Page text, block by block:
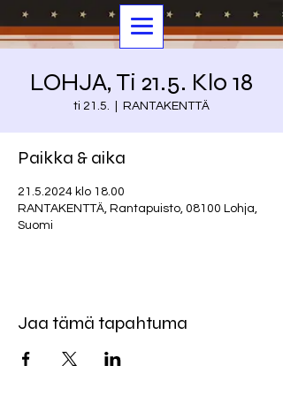
LOHJA, Ti 21.5. Klo 18
ti 21.5. RANTAKENTTÄ
Paikka & aika
21.5.2024 klo 18.00
RANTAKENTTÄ, Rantapuisto, 08100 Lohja,
Suomi
Jaa tämä tapahtuma